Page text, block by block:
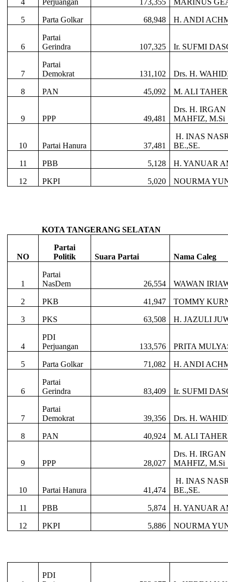
5 Parta Golkar 68,948 H. ANDI
6
Partai
Gerindra
107,325 Ir. SUFMI
7
Partai
Demokrat
131,102 Drs. H.
8 PAN 45,092 M. ALI TAHER
9 PPP 49,481
Drs. H.
MAHFIZ, M.Si
10 Partai Hanura 37,481
H. INAS
BE.,SE.
11 PBB 5,128 H. YANUAR
12 PKPI 5,020 NOURMA
KOTA TANGERANG SELATAN
NO
Partai
Politik
Suara Partai Nama Caleg
1
Partai
NasDem
26,554 WAWAN
2 PKB 41,947 TOMMY
3 PKS 63,508 H. JAZULI
4
PDI
Perjuangan
133,576 PRITA
5 Parta Golkar 71,082 H. ANDI
6
Partai
Gerindra
83,409 Ir. SUFMI
7
Partai
Demokrat
39,356 Drs. H.
8 PAN 40,924 M. ALI TAHER
9 PPP 28,027
Drs. H.
MAHFIZ, M.Si
10 Partai Hanura 41,474
H. INAS
BE.,SE.
11 PBB 5,874 H. YANUAR
12 PKPI 5,886 NOURMA
PDI